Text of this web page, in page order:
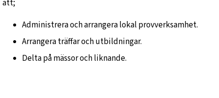
att;
Administrera och arrangera lokal provverksamhet.
Arrangera träffar och utbildningar.
Delta på mässor och liknande.